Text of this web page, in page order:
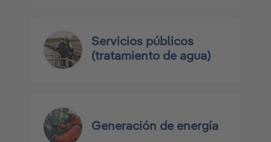
Servicios públicos
(tratamiento de agua)
Generación de energía